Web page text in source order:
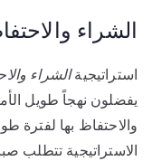
الشراء
استراتيجيةالشراء
يفضلون نهجاً طويل
والاحتفاظ بها لفترة
الاستراتيجية تتطلب